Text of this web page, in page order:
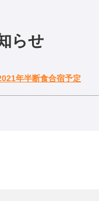
らせ
年半断食合宿予定